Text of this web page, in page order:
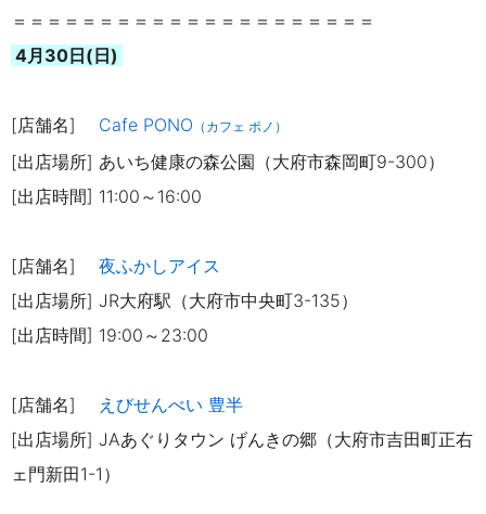
＝＝＝＝＝＝＝＝＝＝＝＝＝＝＝＝＝＝＝＝＝
4月30日(日)
[店舗名] Cafe PONO （カフェ ポノ）
[出店場所] あいち健康の森公園（大府市森岡町9-300）
[出店時間] 11:00～16:00
[店舗名] 夜ふかしアイス
[出店場所] JR大府駅（大府市中央町3-135）
[出店時間] 19:00～23:00
[店舗名]
えびせんべい 豊半
[出店場所] JAあぐりタウン げんきの郷（大府市吉田町正右
ェ門新田1-1）